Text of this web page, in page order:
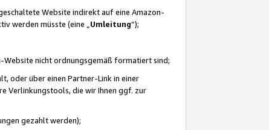
Website indirekt auf eine Amazon-
werden müsste (eine „ Umleitung“);
nicht ordnungsgemäß formatiert sind;
oder über einen Partner-Link in einer
Verlinkungstools, die wir Ihnen ggf. zur
gezahlt werden);